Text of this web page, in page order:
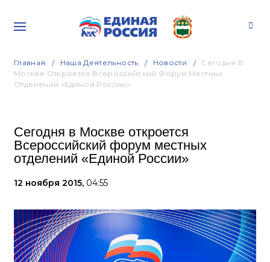
Главная Наша Деятельность Новости
Сегодня В
Москве Откроется Всероссийский Форум Местных
Отделений «Единой России»
Сегодня в Москве откроется
Всероссийский форум местных
отделений «Единой России»
12 ноября 2015, 04:55